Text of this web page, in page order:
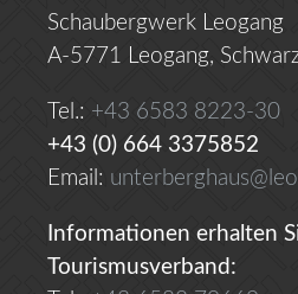
Schaubergwerk Leogang
A-5771 Leogang,
Tel.: +43 6583 8223-30
+43 (0) 664 3375852
Email:
Informationen erhalten
Tourismusverband: